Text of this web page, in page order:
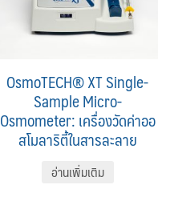
OsmoTECH® XT Single-
Sample Micro-
Osmometer: เครื่องวัดค่าออ
สโมลาริตี้ในสารละลาย
อ่านเพิ่มเติม